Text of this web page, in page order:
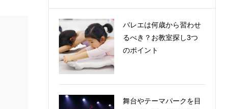
バレエは何歳から習わせ
るべき？お教室探し3つ
のポイント
舞台やテーマパークを目